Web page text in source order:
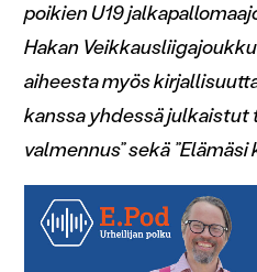
poikien U19
Hakan
aiheesta myös
kanssa yhdessä julkaistut
valmennus” sekä ”Elämäsi